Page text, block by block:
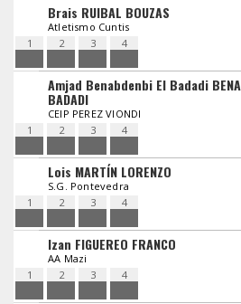
Brais RUIBAL BOUZAS
Atletismo Cuntis
1
2 3 4
Amjad Benabdenbi El Badadi
BADADI
CEIP PEREZ VIONDI
1
2 3 4
Lois MARTÍN LORENZO
S.G. Pontevedra
1
2 3 4
Izan FIGUEREO FRANCO
AA Mazi
1
2 3 4